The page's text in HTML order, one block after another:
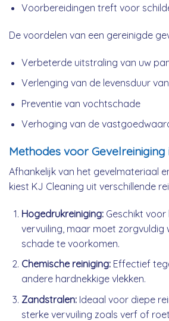
Voorbereidingen treft voor
De voordelen van een gereinigde
Verbeterde uitstraling van uw
Verlenging van de levensduur
Preventie van vochtschade
Verhoging van de
Methodes voor
Afhankelijk van het gevelmateriaal
kiest KJ Cleaning uit verschillende
Hogedrukreiniging:Geschikt voor
vervuiling, maar moet zorgvuldig
schade te voorkomen.
Chemische reiniging:Effectief
andere hardnekkige vlekken.
Zandstralen:Ideaal voor diepe
sterke vervuiling zoals verf of